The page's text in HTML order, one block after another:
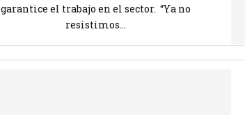
garantice el trabajo en el sector. “Ya no
resistimos...